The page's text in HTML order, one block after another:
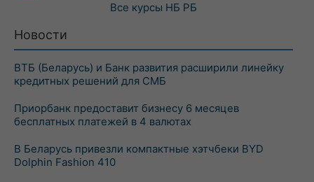
Все курсы НБ РБ
Новости
ВТБ (Беларусь) и Банк развития расширили линейку
кредитных решений для СМБ
Приорбанк предоставит бизнесу 6 месяцев
бесплатных платежей в 4 валютах
В Беларусь привезли компактные хэтчбеки BYD
Dolphin Fashion 410